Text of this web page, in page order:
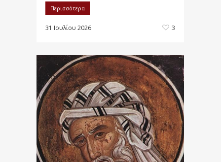
Περισσότερα
31 Ιουλίου 2026 3